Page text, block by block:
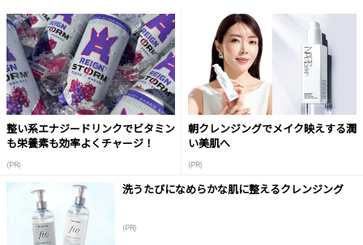
整い系エナジードリンクでビタミン
も栄養素も効率よくチャージ！
(PR)
朝クレンジングでメイク映えする潤
い美肌へ
(PR)
洗うたびになめらかな肌に整えるクレンジング
(PR)